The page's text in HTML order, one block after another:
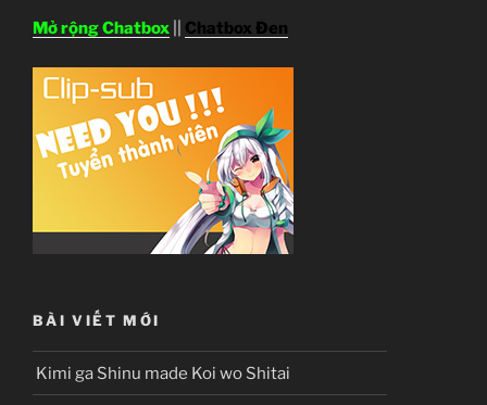
Mở rộng Chatbox Chatbox Đen
BÀI VIẾT MỚI
Kimi ga Shinu made Koi wo Shitai